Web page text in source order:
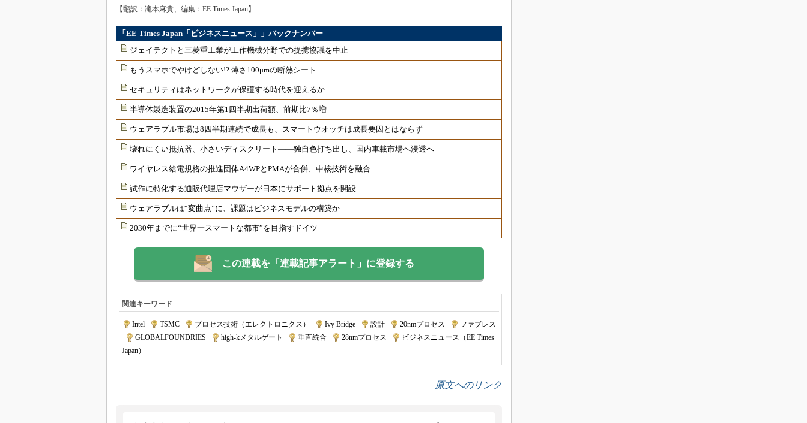
【翻訳：滝本麻貴、編集：EE Times Japan】
「EE Times Japan「ビジネスニュース」」バックナンバー
ジェイテクトと三菱重工業が工作機械分野での提携協議を中止
もうスマホでやけどしない!? 薄さ100μmの断熱シート
セキュリティはネットワークが保護する時代を迎えるか
半導体製造装置の2015年第1四半期出荷額、前期比7％増
ウェアラブル市場は8四半期連続で成長も、スマートウオッチは成長要因とはならず
壊れにくい抵抗器、小さいディスクリート――独自色打ち出し、国内車載市場へ浸透へ
ワイヤレス給電規格の推進団体A4WPとPMAが合併、中核技術を融合
試作に特化する通販代理店マウザーが日本にサポート拠点を開設
ウェアラブルは“変曲点”に、課題はビジネスモデルの構築か
2030年までに“世界一スマートな都市”を目指すドイツ
この連載を「連載記事アラート」に登録する
関連キーワード
Intel TSMC プロセス技術（エレクトロニクス） Ivy Bridge 設計 20nmプロセス
ファブレス
GLOBALFOUNDRIES high-kメタルゲート 垂直統合 28nmプロセス
ビジネスニュース（EE Times
Japan）
原文へのリンク